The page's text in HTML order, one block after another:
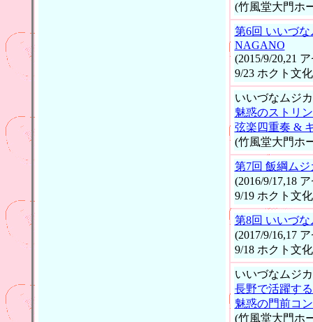
(竹風堂大門ホ
第6回 いいづな
NAGANO
(2015/9/20,21
9/23 ホクト文
いいづなムジ
魅惑のストリ
弦楽四重奏 &
(竹風堂大門ホ
第7回 飯綱ム
(2016/9/17,18
9/19 ホクト文
第8回 いいづ
(2017/9/16,17
9/18 ホクト文
いいづなムジ
長野で活躍す
魅惑の門前コ
(竹風堂大門ホ